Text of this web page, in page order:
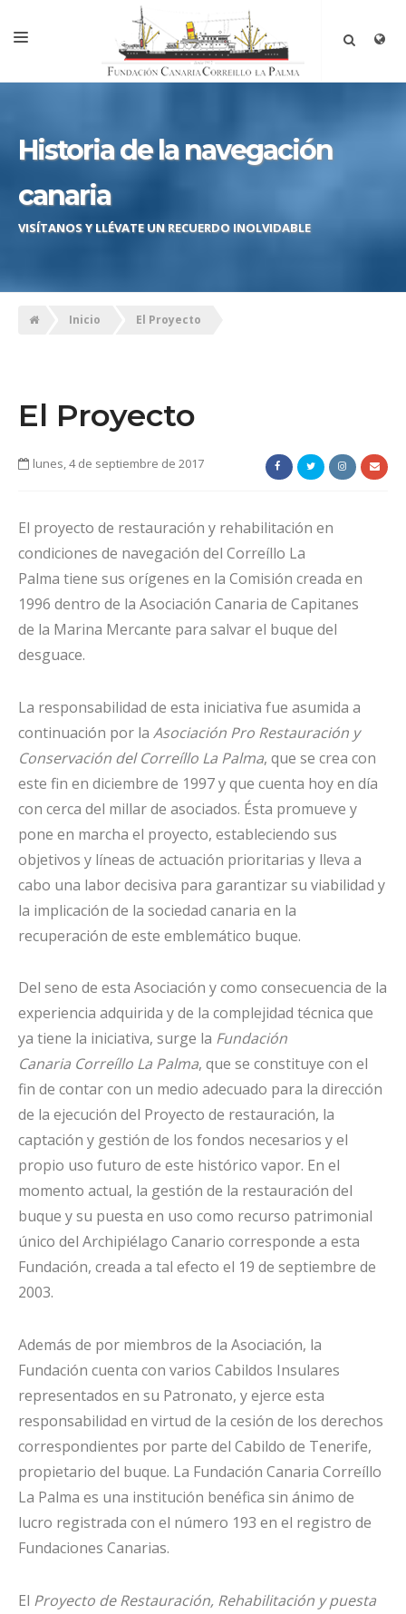
LA FUNDACIÓN
CRONOLOGÍA
HAZTE MIEMBRO
Historia de la navegación
canaria
VISÍTANOS Y LLÉVATE UN RECUERDO INOLVIDABLE
Inicio El Proyecto
El Proyecto
lunes, 4 de septiembre de 2017
El proyecto de restauración y rehabilitación en
condiciones de navegación del Correíllo La
Palma tiene sus orígenes en la Comisión creada en
1996 dentro de la Asociación Canaria de Capitanes
de la Marina Mercante para salvar el buque del
desguace.
La responsabilidad de esta iniciativa fue asumida a
continuación por la Asociación Pro Restauración y
Conservación del Correíllo La Palma, que se crea con
este fin en diciembre de 1997 y que cuenta hoy en día
con cerca del millar de asociados. Ésta promueve y
pone en marcha el proyecto, estableciendo sus
objetivos y líneas de actuación prioritarias y lleva a
cabo una labor decisiva para garantizar su viabilidad y
la implicación de la sociedad canaria en la
recuperación de este emblemático buque.
Del seno de esta Asociación y como consecuencia de la
experiencia adquirida y de la complejidad técnica que
ya tiene la iniciativa, surge la Fundación
Canaria Correíllo La Palma, que se constituye con el
fin de contar con un medio adecuado para la dirección
de la ejecución del Proyecto de restauración, la
captación y gestión de los fondos necesarios y el
propio uso futuro de este histórico vapor. En el
momento actual, la gestión de la restauración del
buque y su puesta en uso como recurso patrimonial
único del Archipiélago Canario corresponde a esta
Fundación, creada a tal efecto el 19 de septiembre de
2003.
Además de por miembros de la Asociación, la
Fundación cuenta con varios Cabildos Insulares
representados en su Patronato, y ejerce esta
responsabilidad en virtud de la cesión de los derechos
correspondientes por parte del Cabildo de Tenerife,
propietario del buque. La Fundación Canaria Correíllo
La Palma es una institución benéfica sin ánimo de
lucro registrada con el número 193 en el registro de
Fundaciones Canarias.
El Proyecto de Restauración, Rehabilitación y puesta